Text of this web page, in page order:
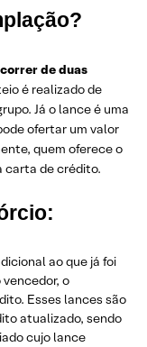
de duas
é realizado de
Já o lance é uma
ofertar um valor
quem oferece o
carta de crédito.
ao que já foi
o
Esses lances são
atualizado, sendo
cujo lance